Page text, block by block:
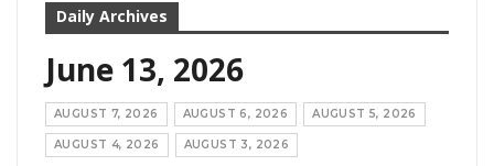
Daily Archives
June 13, 2026
AUGUST 7, 2026 AUGUST 6, 2026 AUGUST 5, 2026
AUGUST 4, 2026 AUGUST 3, 2026